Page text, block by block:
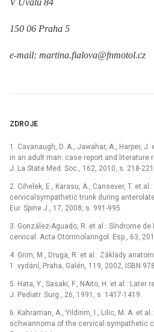
150 06 Praha 5
e-mail: martina.fialova@fnmotol.cz
ZDROJE
1. Cavanaugh, D. A., Jawahar, A., Harper,
in an adult man: case report and literature
J. La State Med. Soc., 162, 2010, s. 218-221.
2. Cihelek, E., Karasu, A., Cansever, T. et
cervicalsympathetic trunk during
Eur. Spine J., 17, 2008, s. 991-995.
3. González-Aguado, R. et al.: Síndrome
cervical. Acta Otorrinolaringol. Esp., 63,
4. Grim, M., Druga, R. et al.: Základy
1. vydání, Praha, Galén, 119, 2002, ISBN
5. Hata, Y., Sasaki, F., NAito, H. et al.: Later
J. Pediatr. Surg., 26, 1991, s. 1417-1419.
6. Kahraman, A., Yildirim, I., Lilic, M. A. et
schwannoma of the cervical sympathetic